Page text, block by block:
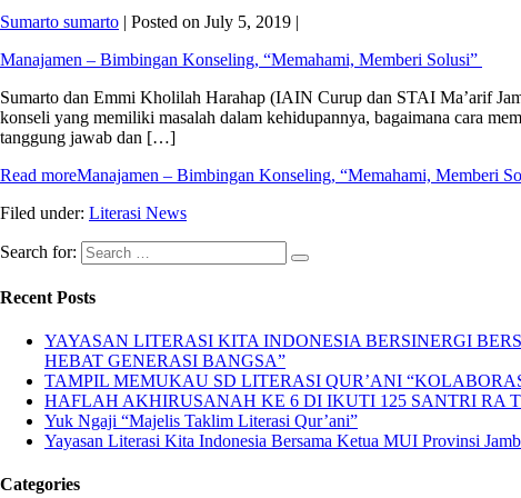
Sumarto sumarto | Posted on July 5, 2019 |
Manajamen – Bimbingan Konseling, “Memahami, Memberi Solusi”
Sumarto dan Emmi Kholilah Harahap (IAIN Curup dan STAI Ma’arif
konseli yang memiliki masalah dalam kehidupannya, bagaimana cara
tanggung jawab dan […]
Read moreManajamen – Bimbingan Konseling, “Memahami, Memberi
Filed under: Literasi News
Search for:
Recent Posts
YAYASAN LITERASI KITA INDONESIA BERSINERGI
HEBAT GENERASI BANGSA”
TAMPIL MEMUKAU SD LITERASI QUR’ANI
HAFLAH AKHIRUSANAH KE 6 DI IKUTI 125 SANTRI RA
Yuk Ngaji “Majelis Taklim Literasi Qur’ani”
Yayasan Literasi Kita Indonesia Bersama Ketua MUI Provinsi
Categories